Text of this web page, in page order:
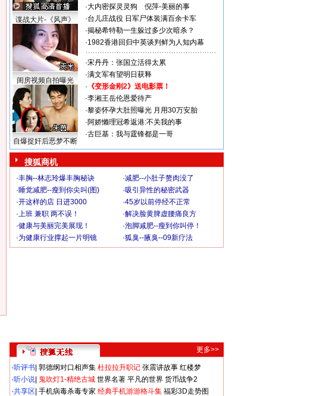
谍战大片-《风声》
闺房视频自拍曝光
自爆捉奸后恶梦不断
·大内密探灵灵狗
倪萍-美丽的事
·台儿庄战役 日军尸体装满百余卡车
·揭秘希特勒一生躲过多少次暗杀？
·1982香港回归中英谈判鲜为人知内幕
·宋丹丹：张国立活得太累
·满文军有望明日获释
· 《变形金刚2》送电影票！
·李湘王岳伦恩爱待产
·黎姿怀孕大肚照曝光 月用30万安胎
·阿娇懒理冠希返港:不关我的事
·古巨基：我与霆锋都是一哥
搜狐商机
·丰胸--林志玲爆丰胸秘诀 ·减肥--小肚子赘肉没了
·睡觉减肥--瘦到你尖叫(图) ·吸引异性的秘密武器
·开这样的店 日进3000 ·45岁以前停经不正常
·上班 兼职 两不误！ ·解决脸黄脾虚腰痛良方
·健康与美丽完美展现！ ·泡脚减肥--瘦到你叫停！
·为健康行业撑起一片明镜 ·狐臭--腋臭--09新疗法
更多>>
·听评书 郭德纲对口相声集 杜拉拉升职记 张震讲故事 红楼梦
·听小说 鬼吹灯1-精绝古城 世界名著 平凡的世界 货币战争2
·共享区 手机病毒杀毒专家 经典手机游游格斗集 福彩3D走势图